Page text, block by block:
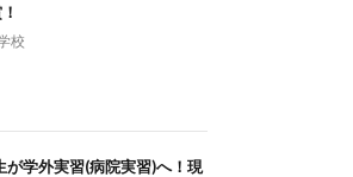
校
が学外実習(病院実習)へ！現